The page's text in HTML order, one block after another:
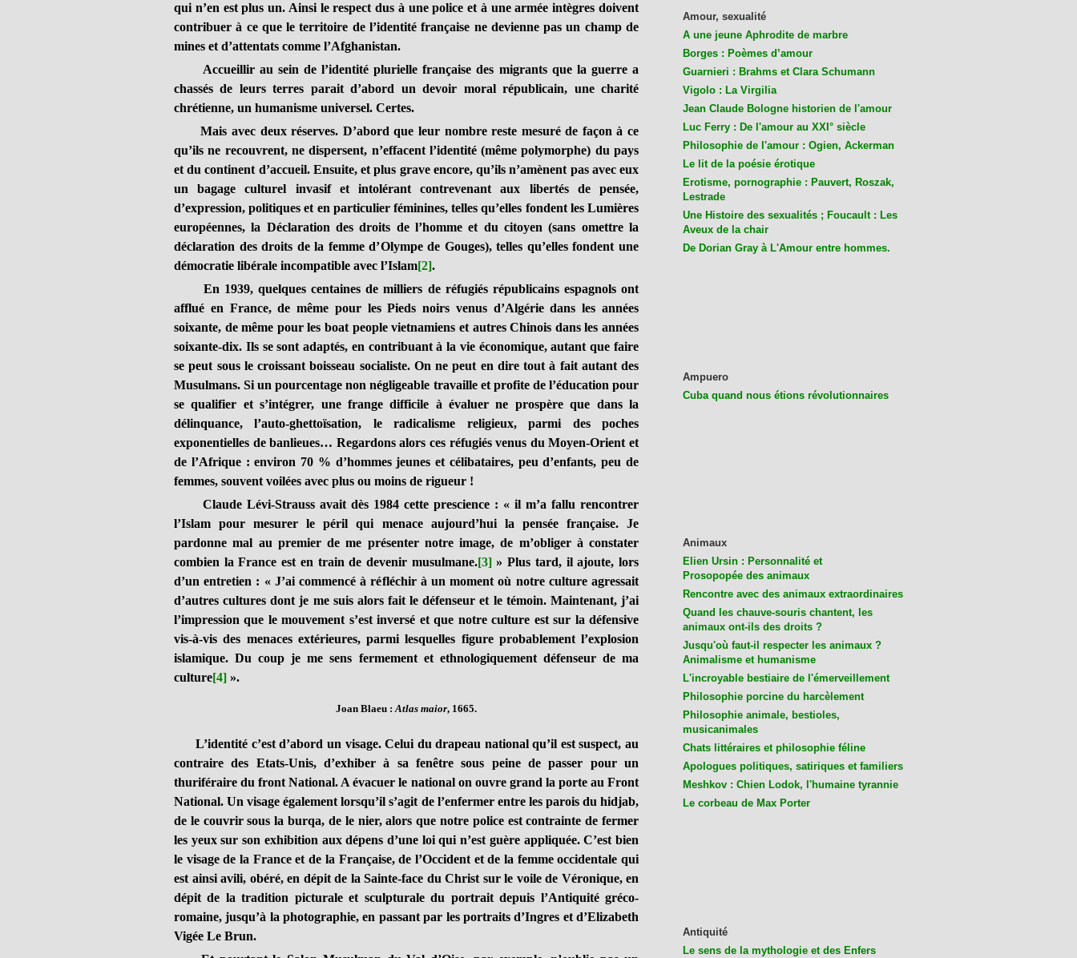
qui n’en est plus un. Ainsi le respect dus à une police et à une armée intègres doivent
contribuer à ce que le territoire de l’identité française ne devienne pas un champ de
mines et d’attentats comme l’Afghanistan.
Accueillir au sein de l’identité plurielle française des migrants que la guerre a
chassés de leurs terres parait d’abord un devoir moral républicain, une charité
chrétienne, un humanisme universel. Certes.
Mais avec deux réserves. D’abord que leur nombre reste mesuré de façon à ce
qu’ils ne recouvrent, ne dispersent, n’effacent l’identité (même polymorphe) du pays
et du continent d’accueil. Ensuite, et plus grave encore, qu’ils n’amènent pas avec eux
un bagage culturel invasif et intolérant contrevenant aux libertés de pensée,
d’expression, politiques et en particulier féminines, telles qu’elles fondent les Lumières
européennes, la Déclaration des droits de l’homme et du citoyen (sans omettre la
déclaration des droits de la femme d’Olympe de Gouges), telles qu’elles fondent une
démocratie libérale incompatible avec l’Islam[2].
En 1939, quelques centaines de milliers de réfugiés républicains espagnols ont
afflué en France, de même pour les Pieds noirs venus d’Algérie dans les années
soixante, de même pour les boat people vietnamiens et autres Chinois dans les années
soixante-dix. Ils se sont adaptés, en contribuant à la vie économique, autant que faire
se peut sous le croissant boisseau socialiste. On ne peut en dire tout à fait autant des
Musulmans. Si un pourcentage non négligeable travaille et profite de l’éducation pour
se qualifier et s’intégrer, une frange difficile à évaluer ne prospère que dans la
délinquance, l’auto-ghettoïsation, le radicalisme religieux, parmi des poches
exponentielles de banlieues… Regardons alors ces réfugiés venus du Moyen-Orient et
de l’Afrique : environ 70 % d’hommes jeunes et célibataires, peu d’enfants, peu de
femmes, souvent voilées avec plus ou moins de rigueur !
Claude Lévi-Strauss avait dès 1984 cette prescience : « il m’a fallu rencontrer
l’Islam pour mesurer le péril qui menace aujourd’hui la pensée française. Je
pardonne mal au premier de me présenter notre image, de m’obliger à constater
combien la France est en train de devenir musulmane.[3]» Plus tard, il ajoute, lors
d’un entretien : « J’ai commencé à réfléchir à un moment où notre culture agressait
d’autres cultures dont je me suis alors fait le défenseur et le témoin. Maintenant, j’ai
l’impression que le mouvement s’est inversé et que notre culture est sur la défensive
vis-à-vis des menaces extérieures, parmi lesquelles figure probablement l’explosion
islamique. Du coup je me sens fermement et ethnologiquement défenseur de ma
culture[4] ».
Joan Blaeu :Atlas maior, 1665.
L’identité c’est d’abord un visage. Celui du drapeau national qu’il est suspect, au
contraire des Etats-Unis, d’exhiber à sa fenêtre sous peine de passer pour un
thuriféraire du front National. A évacuer le national on ouvre grand la porte au Front
National. Un visage également lorsqu’il s’agit de l’enfermer entre les parois du hidjab,
de le couvrir sous la burqa, de le nier, alors que notre police est contrainte de fermer
les yeux sur son exhibition aux dépens d’une loi qui n’est guère appliquée. C’est bien
le visage de la France et de la Française, de l’Occident et de la femme occidentale qui
est ainsi avili, obéré, en dépit de la Sainte-face du Christ sur le voile de Véronique, en
dépit de la tradition picturale et sculpturale du portrait depuis l’Antiquité gréco-
romaine, jusqu’à la photographie, en passant par les portraits d’Ingres et d’Elizabeth
Vigée Le Brun.
Amour, sexualité
A une jeune Aphrodite de marbre
Borges : Poèmes d’amour
Guarnieri : Brahms et Clara Schumann
Vigolo : La Virgilia
Jean Claude Bologne historien de l'amour
Luc Ferry : De l'amour au XXI° siècle
Philosophie de l'amour : Ogien, Ackerman
Le lit de la poésie érotique
Erotisme, pornographie : Pauvert, Roszak,
Lestrade
Une Histoire des sexualités ; Foucault : Les
Aveux de la chair
De Dorian Gray à L'Amour entre hommes.
Ampuero
Cuba quand nous étions révolutionnaires
Animaux
Elien Ursin : Personnalité et
Prosopopée des animaux
Rencontre avec des animaux extraordinaires
Quand les chauve-souris chantent, les
animaux ont-ils des droits ?
Jusqu'où faut-il respecter les animaux ?
Animalisme et humanisme
L'incroyable bestiaire de l'émerveillement
Philosophie porcine du harcèlement
Philosophie animale, bestioles,
musicanimales
Chats littéraires et philosophie féline
Apologues politiques, satiriques et familiers
Meshkov : Chien Lodok, l'humaine tyrannie
Le corbeau de Max Porter
Antiquité
Le sens de la mythologie et des Enfers